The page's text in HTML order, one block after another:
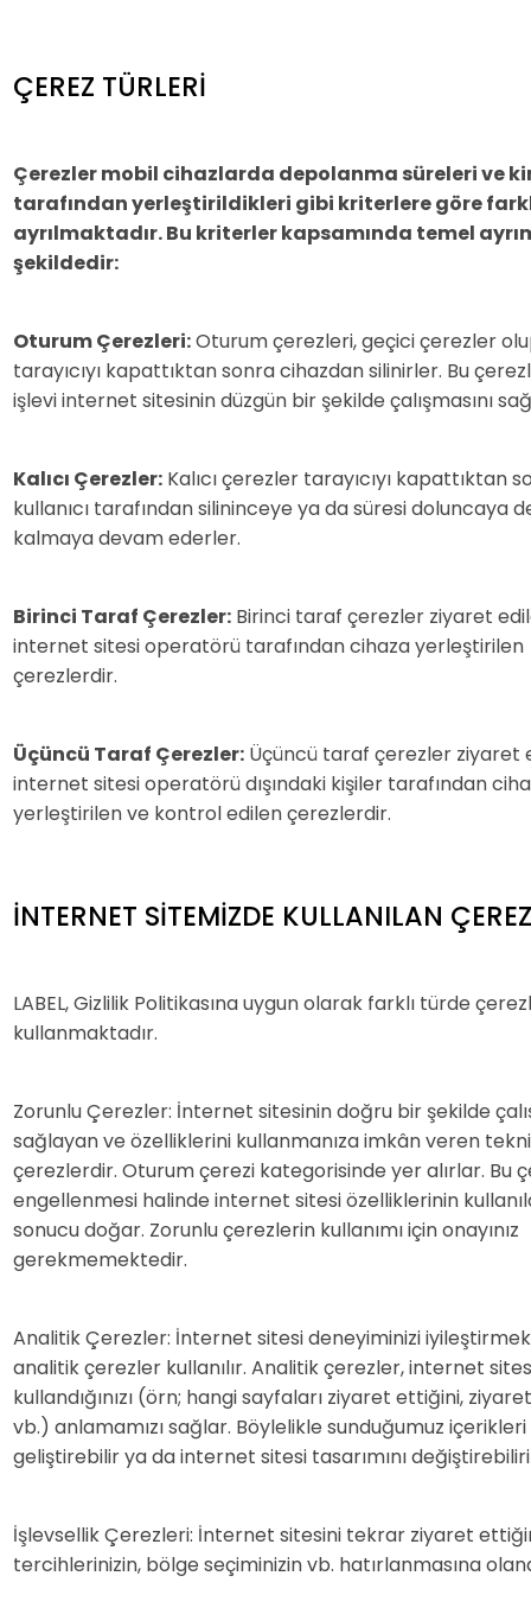
ÇEREZ TÜRLERİ
Çerezler mobil cihazlarda depolanma süreleri ve
tarafından yerleştirildikleri gibi kriterlere göre
ayrılmaktadır. Bu kriterler kapsamında temel
şekildedir:
Oturum Çerezleri:Oturum çerezleri, geçici çerezler
tarayıcıyı kapattıktan sonra cihazdan silinirler. Bu
işlevi internet sitesinin düzgün bir şekilde çalışmasını
Kalıcı Çerezler: Kalıcı çerezler tarayıcıyı kapattıktan
kullanıcı tarafından silininceye ya da süresi doluncaya
kalmaya devam ederler.
Birinci Taraf Çerezler: Birinci taraf çerezler ziyaret
internet sitesi operatörü tarafından cihaza yerleştirilen
çerezlerdir.
Üçüncü Taraf Çerezler: Üçüncü taraf çerezler ziyaret
internet sitesi operatörü dışındaki kişiler tarafından
yerleştirilen ve kontrol edilen çerezlerdir.
İNTERNET SİTEMİZDE KULLANILAN
LABEL, Gizlilik Politikasına uygun olarak farklı türde
kullanmaktadır.
Zorunlu Çerezler: İnternet sitesinin doğru bir şekilde
sağlayan ve özelliklerini kullanmanıza imkân veren
çerezlerdir. Oturum çerezi kategorisinde yer alırlar. Bu
engellenmesi halinde internet sitesi özelliklerinin
sonucu doğar. Zorunlu çerezlerin kullanımı için onayınız
gerekmemektedir.
Analitik Çerezler: İnternet sitesi deneyiminizi
analitik çerezler kullanılır. Analitik çerezler, internet
kullandığınızı (örn; hangi sayfaları ziyaret ettiğini,
vb.) anlamamızı sağlar. Böylelikle sunduğumuz içerikleri
geliştirebilir ya da internet sitesi tasarımını
İşlevsellik Çerezleri: İnternet sitesini tekrar ziyaret
tercihlerinizin, bölge seçiminizin vb. hatırlanmasına